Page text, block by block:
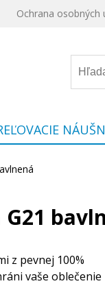
Ochrana osobných
z pevnej 100%
vaše oblečenie